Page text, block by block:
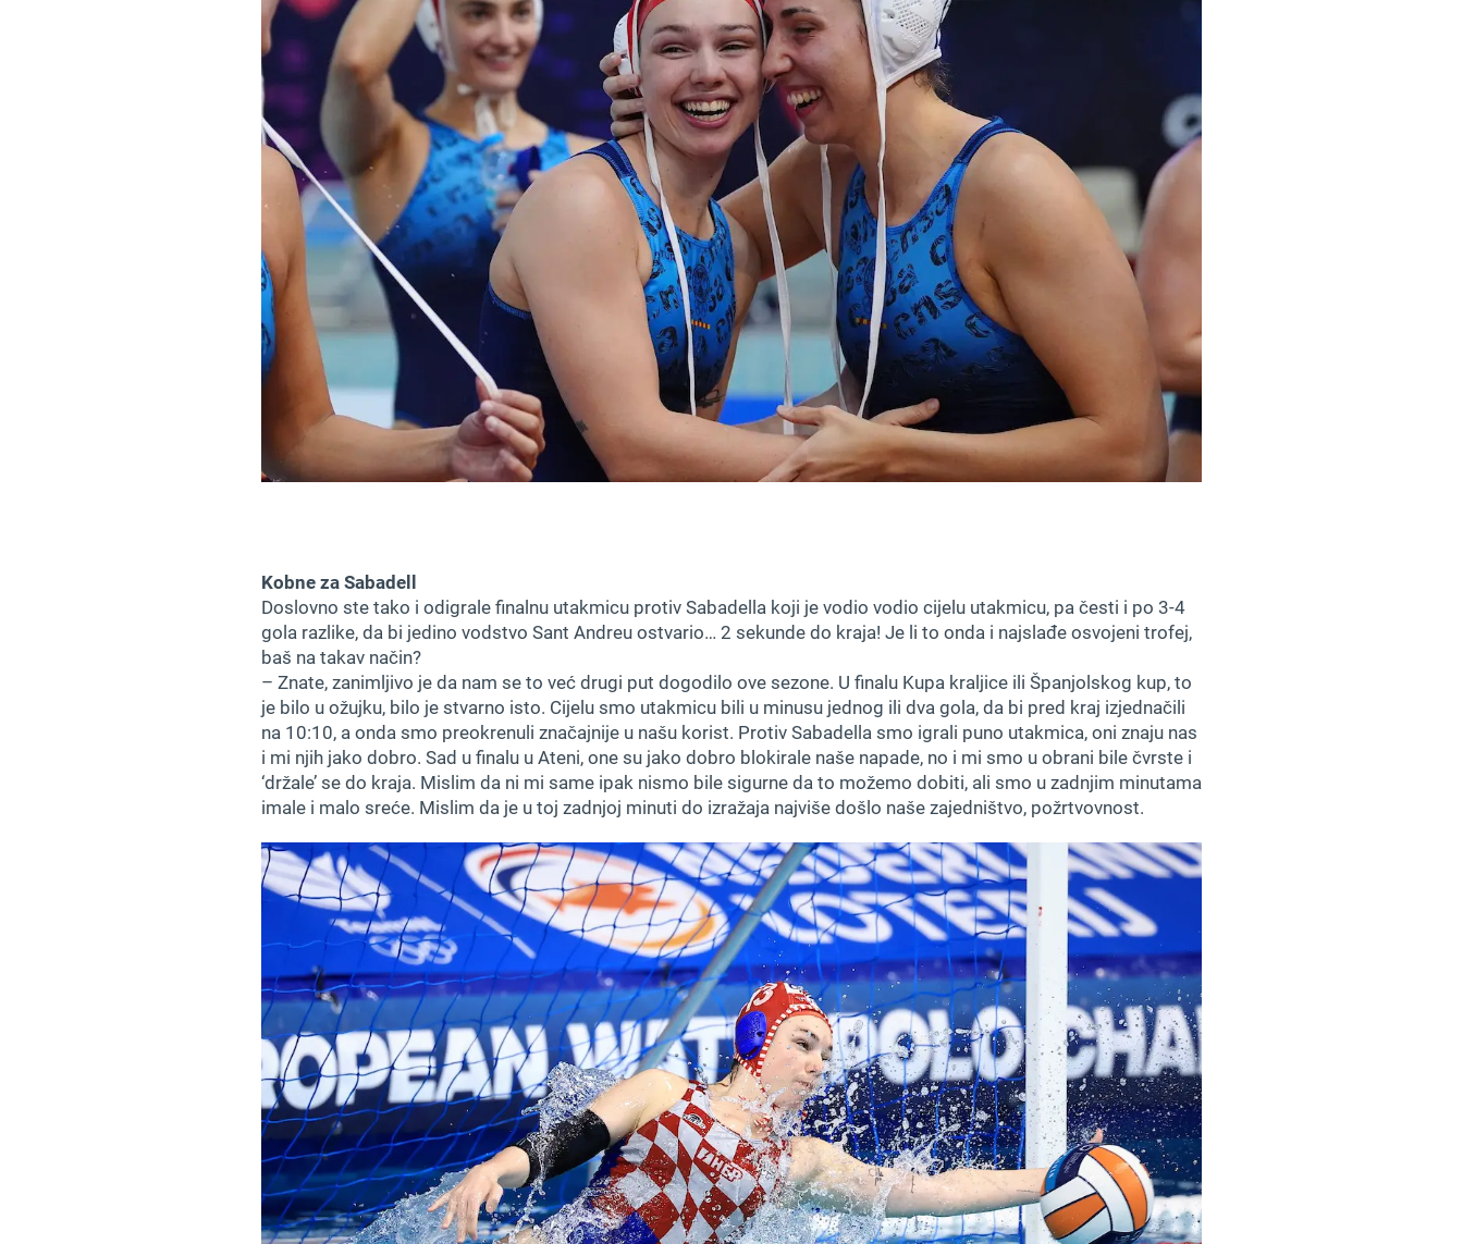
Kobne za Sabadell
Doslovno ste tako i odigrale finalnu utakmicu protiv Sabadella koji je vodio vodio cijelu utakmicu, pa česti i po 3-4
gola razlike, da bi jedino vodstvo Sant Andreu ostvario… 2 sekunde do kraja! Je li to onda i najslađe osvojeni trofej,
baš na takav način?
– Znate, zanimljivo je da nam se to već drugi put dogodilo ove sezone. U finalu Kupa kraljice ili Španjolskog kup, to
je bilo u ožujku, bilo je stvarno isto. Cijelu smo utakmicu bili u minusu jednog ili dva gola, da bi pred kraj izjednačili
na 10:10, a onda smo preokrenuli značajnije u našu korist. Protiv Sabadella smo igrali puno utakmica, oni znaju nas
i mi njih jako dobro. Sad u finalu u Ateni, one su jako dobro blokirale naše napade, no i mi smo u obrani bile čvrste i
‘držale’ se do kraja. Mislim da ni mi same ipak nismo bile sigurne da to možemo dobiti, ali smo u zadnjim minutama
imale i malo sreće. Mislim da je u toj zadnjoj minuti do izražaja najviše došlo naše zajedništvo, požrtvovnost.